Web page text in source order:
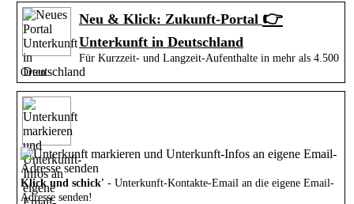
Neu & Klick: Zukunft-Portal 👉
Unterkunft in Deutschland
Für Kurzzeit- und Langzeit-Aufenthalte in mehr als 4.500
Orten
Klick und schick' - Unterkunft-Kontakte-Email an die eigene Email-
Adresse senden!